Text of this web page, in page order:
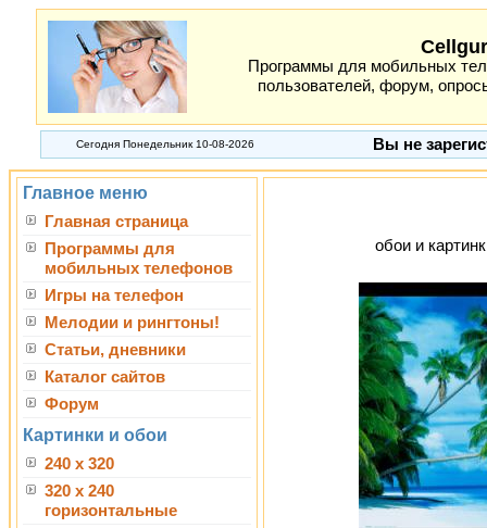
Программы для мобильных
пользователей, форум,
Сегодня Понедельник 10-08-2026 Вы не
Главное меню
Главная страница
Программы для
мобильных телефонов
Игры на телефон
Мелодии и рингтоны!
Статьи, дневники
Каталог сайтов
Форум
Картинки и обои
240 x 320
320 x 240
горизонтальные
обои и